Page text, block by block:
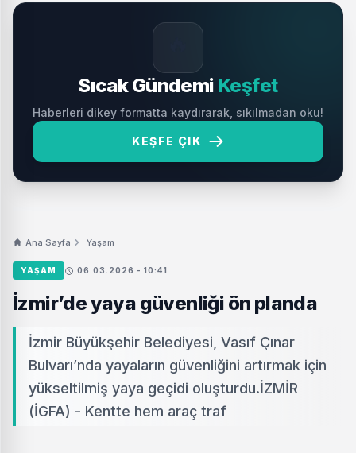
Sıcak Gündemi Keşfet
Haberleri dikey formatta kaydırarak, sıkılmadan oku!
KEŞFE ÇIK
Ana Sayfa Yaşam
YAŞAM 06.03.2026 - 10:41
İzmir’de yaya güvenliği ön planda
İzmir Büyükşehir Belediyesi, Vasıf Çınar
Bulvarı’nda yayaların güvenliğini artırmak için
yükseltilmiş yaya geçidi oluşturdu.İZMİR
(İGFA) - Kentte hem araç traf